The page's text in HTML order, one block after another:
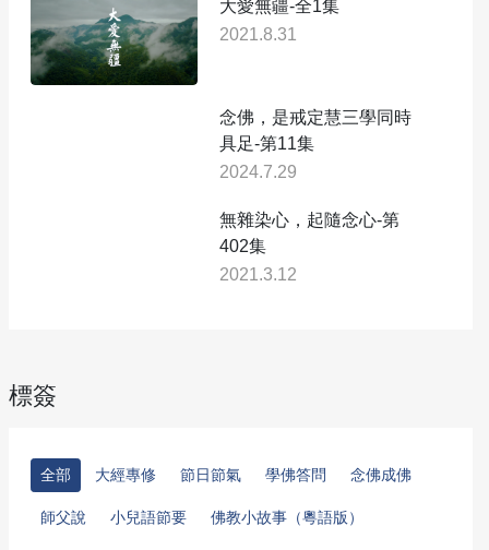
大愛無疆-全1集
2021.8.31
念佛，是戒定慧三學同時
具足-第11集
2024.7.29
無雜染心，起隨念心-第
402集
2021.3.12
標簽
全部 大經專修 節日節氣 學佛答問 念佛成佛
師父說 小兒語節要 佛教小故事（粵語版）